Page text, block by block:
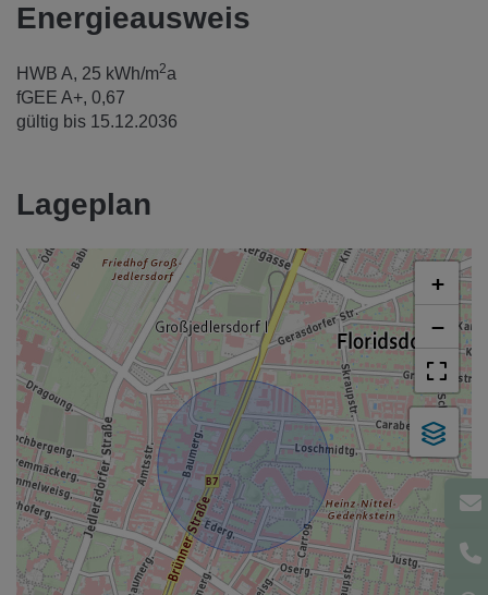
Energieausweis
HWB A, 25 kWh/m2a
fGEE A+, 0,67
gültig bis 15.12.2036
Lageplan
+
−